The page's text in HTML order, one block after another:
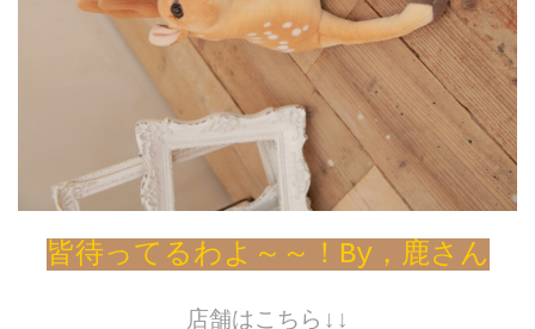
皆待ってるわよ～～！By，鹿さん
店舗はこちら↓↓